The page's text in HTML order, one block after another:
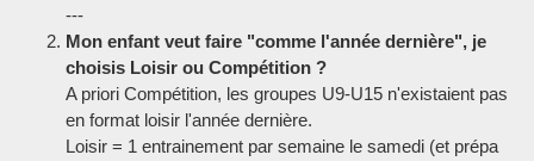
---
Mon enfant veut faire "comme l'année dernière", je
choisis Loisir ou Compétition ?
A priori Compétition, les groupes U9-U15 n'existaient pas
en format loisir l'année dernière.
Loisir = 1 entrainement par semaine le samedi (et prépa